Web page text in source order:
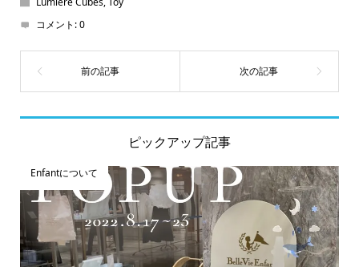
コメント:0
ピックアップ記事
Enfantについて